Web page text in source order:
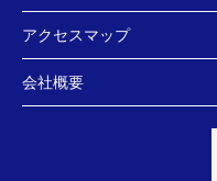
アクセスマップ
会社概要